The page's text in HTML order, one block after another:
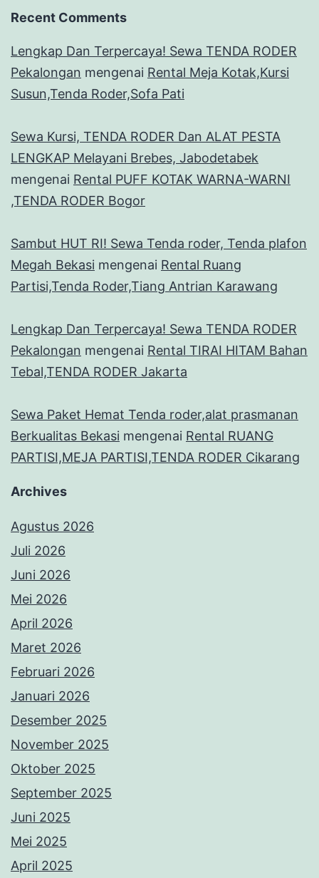
Recent Comments
Lengkap Dan Terpercaya! Sewa TENDA RODER
Pekalongan mengenai Rental Meja Kotak,Kursi
Susun,Tenda Roder,Sofa Pati
Sewa Kursi, TENDA RODER Dan ALAT PESTA
LENGKAP Melayani Brebes, Jabodetabek
mengenai Rental PUFF KOTAK WARNA-WARNI
,TENDA RODER Bogor
Sambut HUT RI! Sewa Tenda roder, Tenda plafon
Megah Bekasi mengenai Rental Ruang
Partisi,Tenda Roder,Tiang Antrian Karawang
Lengkap Dan Terpercaya! Sewa TENDA RODER
Pekalongan mengenai Rental TIRAI HITAM Bahan
Tebal,TENDA RODER Jakarta
Sewa Paket Hemat Tenda roder,alat prasmanan
Berkualitas Bekasi mengenai Rental RUANG
PARTISI,MEJA PARTISI,TENDA RODER Cikarang
Archives
Agustus 2026
Juli 2026
Juni 2026
Mei 2026
April 2026
Maret 2026
Februari 2026
Januari 2026
Desember 2025
November 2025
Oktober 2025
September 2025
Juni 2025
Mei 2025
April 2025